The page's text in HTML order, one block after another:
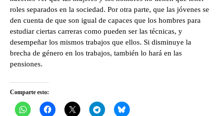
roles separados en la sociedad. Por otra parte, que las jóvenes se
den cuenta de que son igual de capaces que los hombres para
estudiar ciertas carreras como pueden ser las técnicas, y
desempeñar los mismos trabajos que ellos. Si disminuye la
brecha de género en los trabajos, también lo hará en las
pensiones.
Comparte esto: